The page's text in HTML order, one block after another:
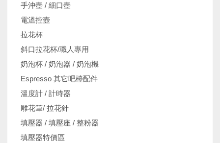
手沖壺 / 細口壺
電溫控壺
拉花杯
斜口拉花杯/職人專用
奶泡杯 / 奶泡器 / 奶泡機
Espresso 其它吧檯配件
溫度計 / 計時器
雕花筆/ 拉花針
填壓器 / 填壓座 / 整粉器
填壓器特價區